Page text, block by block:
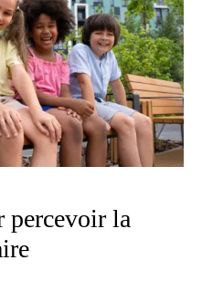
percevoir la